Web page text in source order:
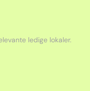
ledige lokaler.